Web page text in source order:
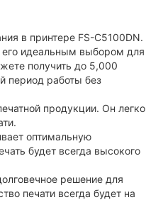
в принтере FS-C5100DN.
его идеальным выбором для
получить до 5,000
период работы без
продукции. Он легко
оптимальную
будет всегда высокого
решение для
печати всегда будет на